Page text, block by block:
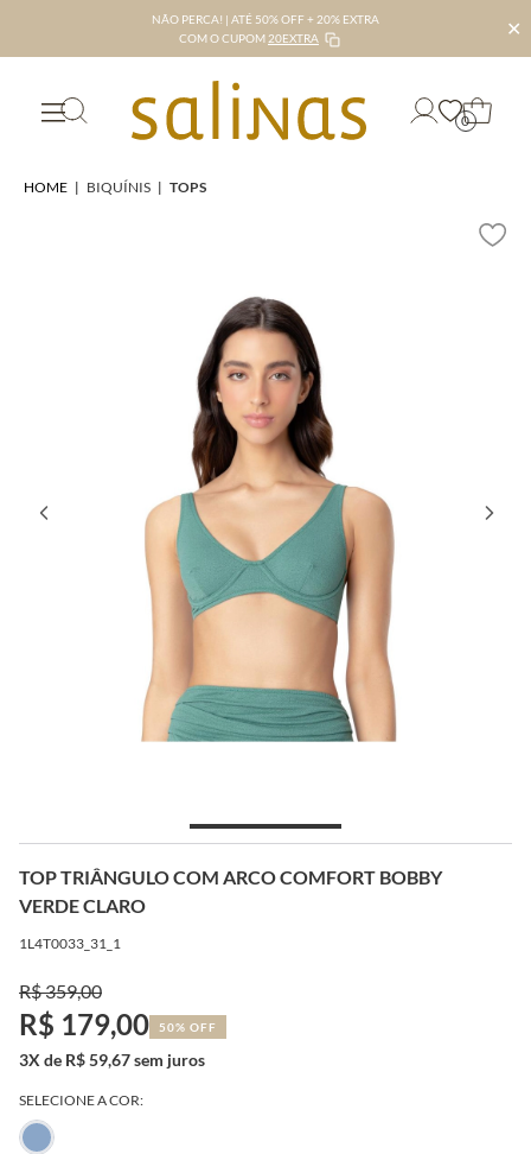
NÃO PERCA! | ATÉ 50% OFF + 20% EXTRA
COM O CUPOM 20EXTRA ✕
0
HOME | BIQUÍNIS | TOPS
TOP TRIÂNGULO COM ARCO COMFORT BOBBY
VERDE CLARO
1L4T0033_31_1
R$ 359,00
R$ 179,00 50% OFF
3X de R$ 59,67 sem juros
SELECIONE A COR: